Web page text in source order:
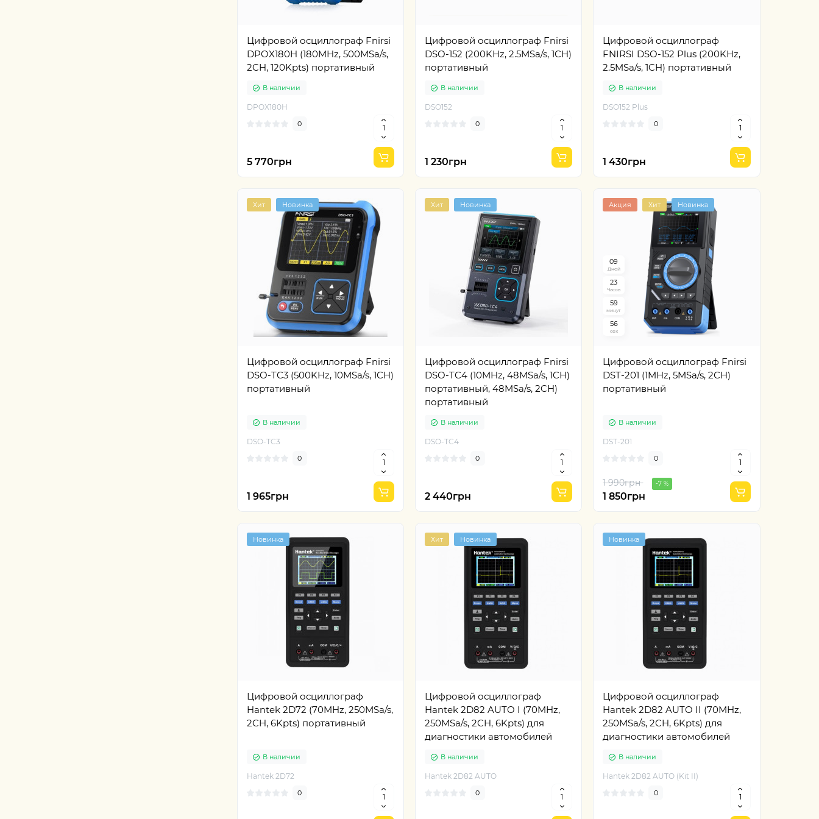
Цифровой осциллограф Fnirsi
DPOX180H (180MHz, 500MSa/s,
2CH, 120Kpts) портативный
В наличии
DPOX180H
0
5 770грн
Цифровой осциллограф Fnirsi
DSO-152 (200KHz, 2.5MSa/s, 1CH)
портативный
В наличии
DSO152
0
1 230грн
Цифровой осциллограф
FNIRSI DSO-152 Plus (200KHz,
2.5MSa/s, 1CH) портативный
В наличии
DSO152 Plus
0
1 430грн
Хит Новинка
Цифровой осциллограф Fnirsi
DSO-TC3 (500KHz, 10MSa/s, 1CH)
портативный
В наличии
DSO-TC3
0
1 965грн
Хит Новинка
Цифровой осциллограф Fnirsi
DSO-TC4 (10MHz, 48MSa/s, 1CH)
портативный, 48MSa/s, 2CH)
портативный
В наличии
DSO-TC4
0
2 440грн
Акция Хит Новинка
09
Дней
23
Часов
59
минут
55
сек
Цифровой осциллограф Fnirsi
DST-201 (1MHz, 5MSa/s, 2CH)
портативный
В наличии
DST-201
0
1 990грн -7 %
1 850грн
Новинка
Цифровой осциллограф
Hantek 2D72 (70MHz, 250MSa/s,
2CH, 6Kpts) портативный
В наличии
Hantek 2D72
0
Хит Новинка
Цифровой осциллограф
Hantek 2D82 AUTO I (70MHz,
250MSa/s, 2CH, 6Kpts) для
диагностики автомобилей
В наличии
Hantek 2D82 AUTO
0
Новинка
Цифровой осциллограф
Hantek 2D82 AUTO II (70MHz,
250MSa/s, 2CH, 6Kpts) для
диагностики автомобилей
В наличии
Hantek 2D82 AUTO (Kit II)
0